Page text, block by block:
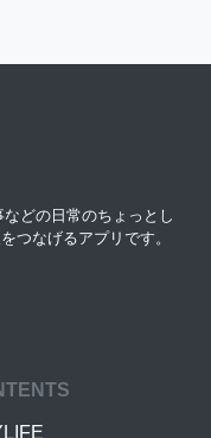
どの日常のちょっとし
つなげるアプリです。